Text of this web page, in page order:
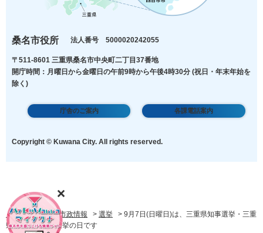
桑名市役所 法人番号 5000020242055
〒511-8601 三重県桑名市中央町二丁目37番地
開庁時間：月曜日から金曜日の午前9時から午後4時30分 (祝日・年末年始を
除く)
庁舎のご案内 各課電話案内
Copyright © Kuwana City. All rights reserved.
トップページ >市政情報 > 選挙
> 9月7日(日曜日)は、三重県知事選挙・三重
県議会議員補欠選挙の日です